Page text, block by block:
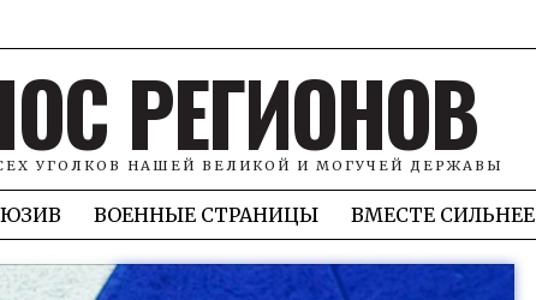
РЕГИОНОВ
УГОЛКОВ НАШЕЙ ВЕЛИКОЙ И МОГУЧЕЙ ДЕРЖАВЫ
ВОЕННЫЕ СТРАНИЦЫ ВМЕСТЕ СИЛЬНЕЕ